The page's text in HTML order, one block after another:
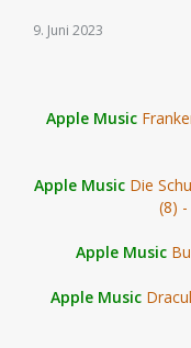
9. Juni 2023
Apple Music
Apple Music Die
(8)
Apple Music
Apple Music